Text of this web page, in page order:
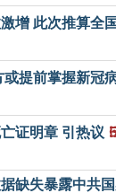
增 此次推算全
提前掌握新冠
证明章 引热议
缺失暴露中共